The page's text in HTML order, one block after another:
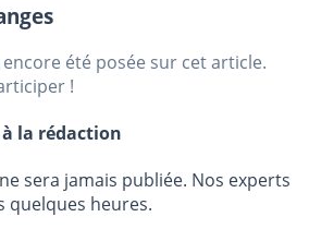
été posée sur cet article.
!
la rédaction
sera jamais publiée. Nos experts
quelques heures.